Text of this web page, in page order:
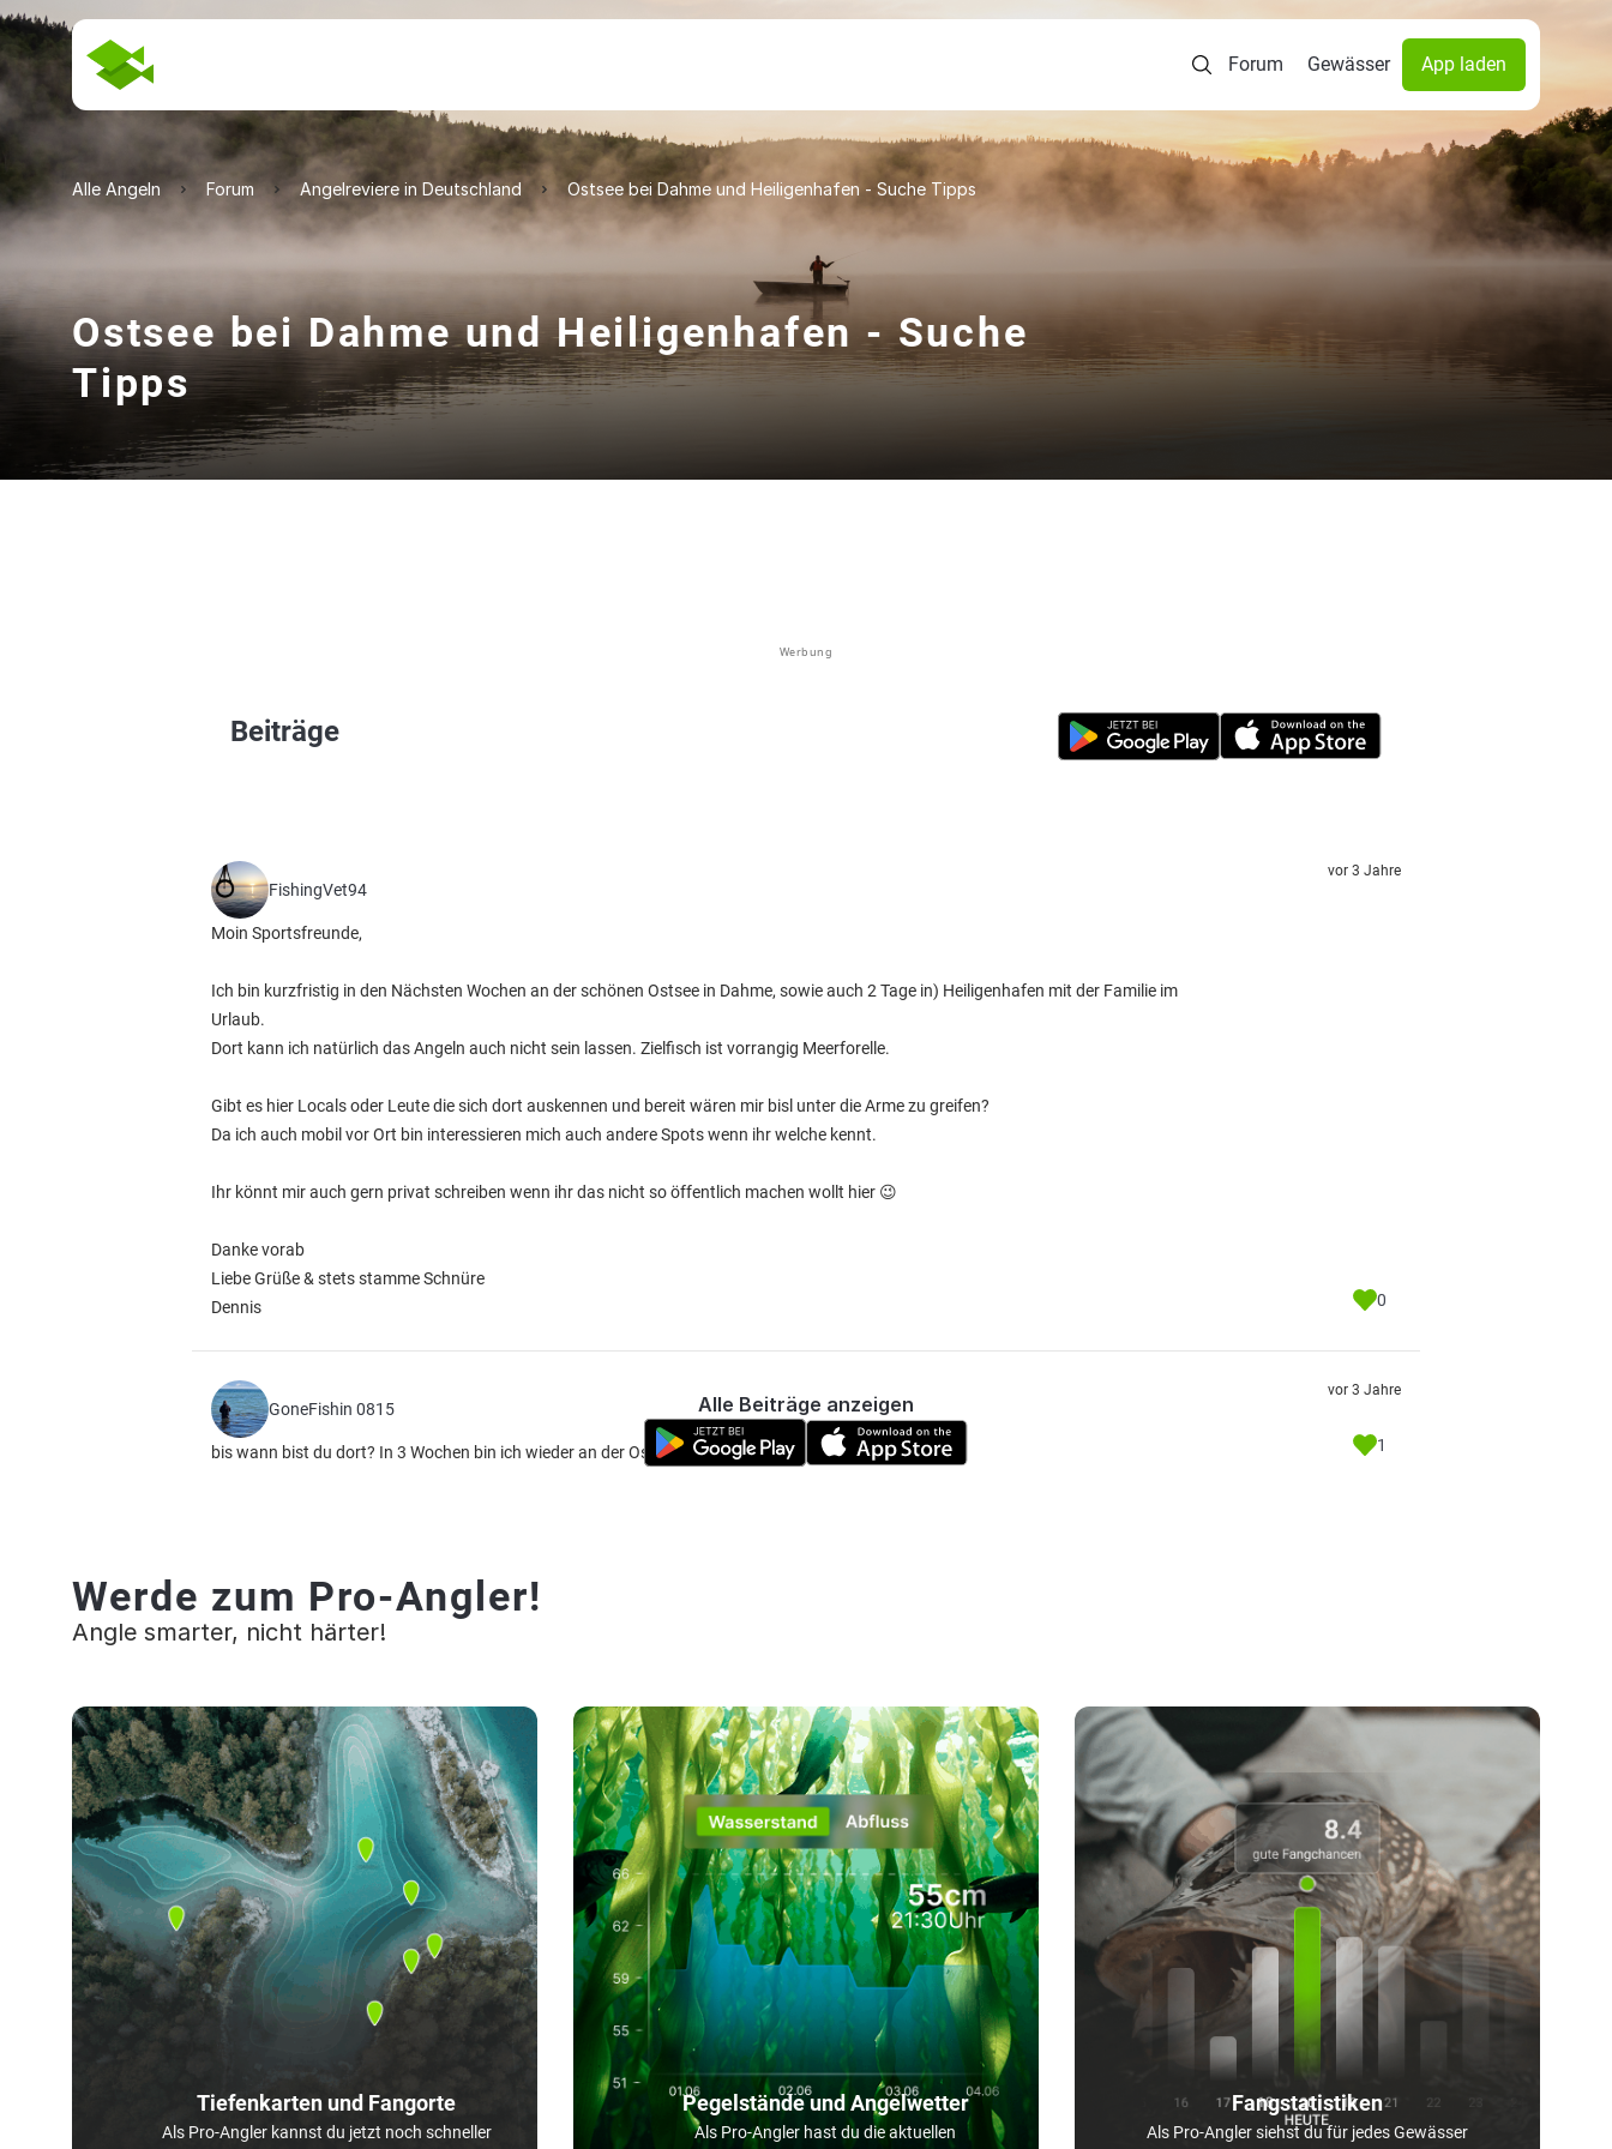
Forum Gewässer App laden
Alle Angeln Forum Angelreviere in Deutschland Ostsee bei Dahme und Heiligenhafen - Suche Tipps
Ostsee bei Dahme und Heiligenhafen - Suche
Tipps
Werbung
Beiträge
FishingVet94
Moin Sportsfreunde,
Ich bin kurzfristig in den Nächsten Wochen an der schönen Ostsee in Dahme, sowie auch 2 Tage in) Heiligenhafen mit der Familie im
Urlaub.
Dort kann ich natürlich das Angeln auch nicht sein lassen. Zielfisch ist vorrangig Meerforelle.
Gibt es hier Locals oder Leute die sich dort auskennen und bereit wären mir bisl unter die Arme zu greifen?
Da ich auch mobil vor Ort bin interessieren mich auch andere Spots wenn ihr welche kennt.
Ihr könnt mir auch gern privat schreiben wenn ihr das nicht so öffentlich machen wollt hier 😉
Danke vorab
Liebe Grüße & stets stamme Schnüre
Dennis
vor 3 Jahre
0
GoneFishin 0815
bis wann bist du dort? In 3 Wochen bin ich wieder an der Ostsee
vor 3 Jahre
1
Alle Beiträge anzeigen
Werde zum Pro-Angler!
Angle smarter, nicht härter!
Tiefenkarten und Fangorte
Als Pro-Angler kannst du jetzt noch schneller
Pegelstände und Angelwetter
Als Pro-Angler hast du die aktuellen
Fangstatistiken
Als Pro-Angler siehst du für jedes Gewässer